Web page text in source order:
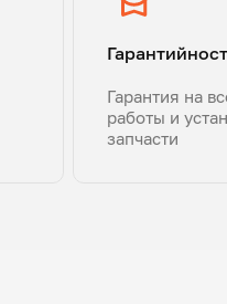
Гарантия на
работы и
запчасти